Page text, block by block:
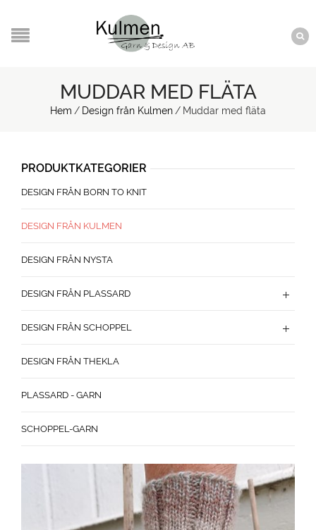
MUDDAR MED FLÄTA
Hem / Design från Kulmen / Muddar med fläta
PRODUKTKATEGORIER
DESIGN FRÅN BORN TO KNIT
DESIGN FRÅN KULMEN
DESIGN FRÅN NYSTA
DESIGN FRÅN PLASSARD
DESIGN FRÅN SCHOPPEL
DESIGN FRÅN THEKLA
PLASSARD - GARN
SCHOPPEL-GARN